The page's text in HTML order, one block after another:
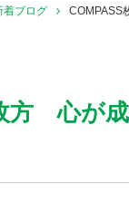
着ブログ COMPASS
方 心が成